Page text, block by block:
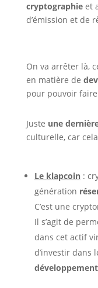
cryptographieet
d’émission et de
On va arrêter là,
en matière de
pour pouvoir
Juste une
culturelle, car
Le klapcoin:
génération
C’est une
Il s’agit de
dans cet actif
d’investir dans